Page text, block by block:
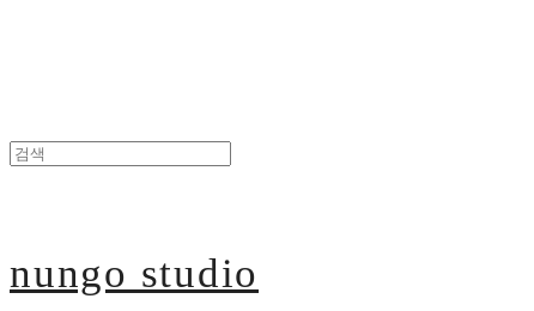
nungo studio